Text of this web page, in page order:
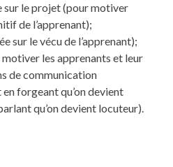
sur le projet (pour motiver
de l’apprenant);
sur le vécu de l’apprenant);
motiver les apprenants et leur
de communication
en forgeant qu’on devient
qu’on devient locuteur).